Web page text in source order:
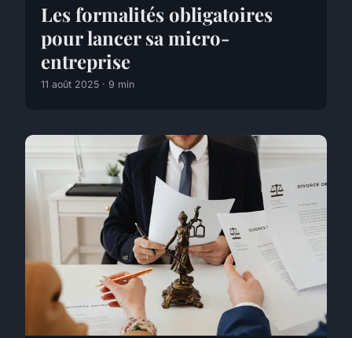
Les formalités obligatoires
pour lancer sa micro-
entreprise
11 août 2025 · 9 min